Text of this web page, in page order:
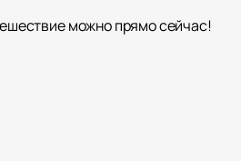
можно прямо сейчас!